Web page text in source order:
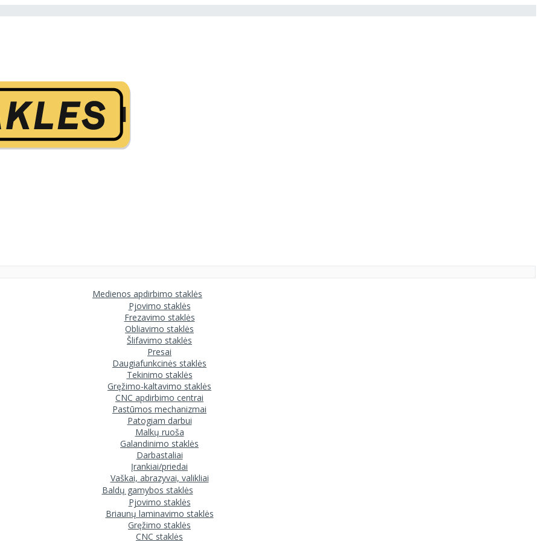
Medienos apdirbimo staklės
Pjovimo staklės
Frezavimo staklės
Obliavimo staklės
Šlifavimo staklės
Presai
Daugiafunkcinės staklės
Tekinimo staklės
Gręžimo-kaltavimo staklės
CNC apdirbimo centrai
Pastūmos mechanizmai
Patogiam darbui
Malkų ruoša
Galandinimo staklės
Darbastaliai
Įrankiai/priedai
Vaškai, abrazyvai, valikliai
Baldų gamybos staklės
Pjovimo staklės
Briaunų laminavimo staklės
Gręžimo staklės
CNC staklės